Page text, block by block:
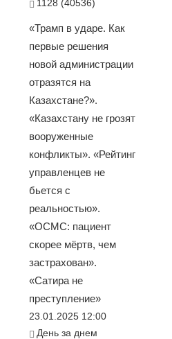
1128 (40536)
«Трамп в ударе. Как
первые решения
новой администрации
отразятся на
Казахстане?».
«Казахстану не грозят
вооруженные
конфликты». «Рейтинг
управленцев не
бьется с
реальностью».
«ОСМС: пациент
скорее мёртв, чем
застрахован».
«Сатира не
преступление»
23.01.2025 12:00
День за днем